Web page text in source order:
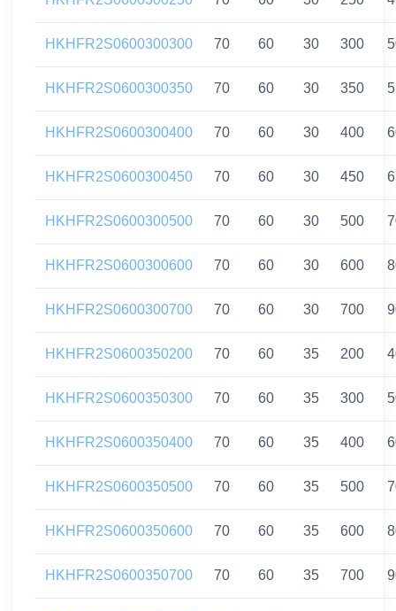
HKHFR2S0600300300 70 60 30 300
HKHFR2S0600300350 70 60 30 350
HKHFR2S0600300400 70 60 30 400
HKHFR2S0600300450 70 60 30 450
HKHFR2S0600300500 70 60 30 500
HKHFR2S0600300600 70 60 30 600
HKHFR2S0600300700 70 60 30 700
HKHFR2S0600350200 70 60 35 200
HKHFR2S0600350300 70 60 35 300
HKHFR2S0600350400 70 60 35 400
HKHFR2S0600350500 70 60 35 500
HKHFR2S0600350600 70 60 35 600
HKHFR2S0600350700 70 60 35 700